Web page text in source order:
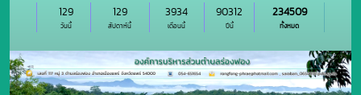
วันนี้
129
สัปดาห์นี้
129
เดือนนี้
3934
ปีนี้
90312
ทั้งหมด
234509